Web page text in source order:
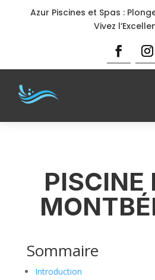
Azur Piscines et Spas :
Vivez
PISCINE
Sommaire
Introduction